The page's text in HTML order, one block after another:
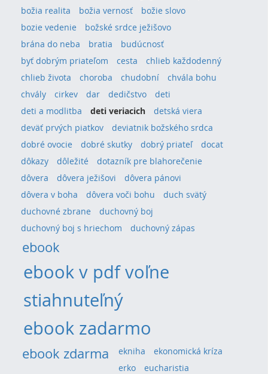
božia realita
božia vernosť
božie slovo
bozie vedenie
božské srdce ježišovo
brána do neba
bratia
budúcnosť
byť dobrým priateľom
cesta
chlieb každodenný
chlieb života
choroba chudobní
chvála bohu
chvály
cirkev dar dedičstvo
deti
deti a modlitba
deti veriacich
detská viera
deväť prvých piatkov
deviatnik božského srdca
dobré ovocie
dobré skutky dobrý priateľ
docat
dôkazy
dôležité
dotazník pre blahorečenie
dôvera
dôvera ježišovi
dôvera pánovi
dôvera v boha
dôvera voči bohu
duch svätý
duchovné zbrane
duchovný boj
duchovný boj s hriechom
duchovný zápas
ebook
ebook v pdf voľne
stiahnuteľný
ebook zadarmo
ebook zdarma ekniha
ekonomická kríza
erko
eucharistia